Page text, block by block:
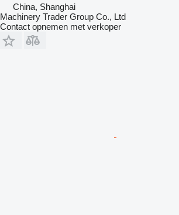
China, Shanghai
Machinery Trader Group Co., Ltd
Contact opnemen met verkoper